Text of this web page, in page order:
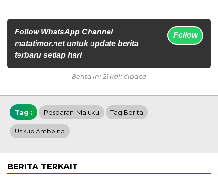
Follow WhatsApp Channel
matatimor.net untuk update berita
terbaru setiap hari
Follow
Berita ini 21 kali dibaca
Tag : Pesparani Maluku Tag Berita
Uskup Amboina
BERITA TERKAIT